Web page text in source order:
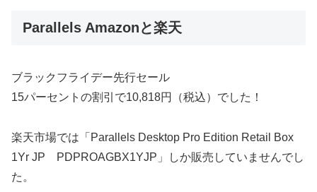
Parallels Amazonと楽天
ブラックフライデー先行セール
15パーセントの割引で10,818円（税込）でした！
楽天市場では「Parallels Desktop Pro Edition Retail Box
1Yr JP PDPROAGBX1YJP」しか販売していませんでし
た。